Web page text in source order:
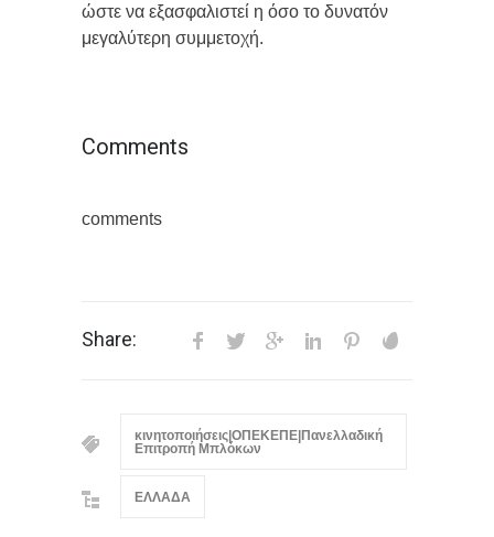
ώστε να εξασφαλιστεί η όσο το δυνατόν
μεγαλύτερη συμμετοχή.
Comments
comments
Share:
κινητοποιήσεις|ΟΠΕΚΕΠΕ|Πανελλαδική
Επιτροπή Μπλόκων
ΕΛΛΑΔΑ